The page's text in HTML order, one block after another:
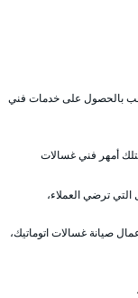
بالحصول على خدمات فني
أمهر فني غسالات
ترضي العملاء،
صيانة غسالات اتوماتيك،